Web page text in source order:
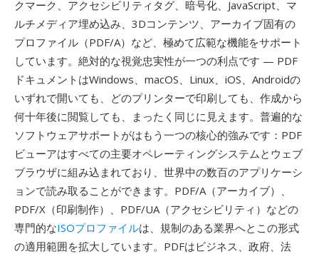
クマーク、アクセシビリティタグ、暗号化、JavaScript、マ
ルチメディア埋め込み、3Dコンテンツ、アーカイブ固有の
プロファイル（PDF/A）など、極めて広範な機能をサポート
しています。絶対的な視覚忠実性が一つの利点です — PDF
ドキュメントはWindows、macOS、Linux、iOS、Androidの
いずれで開いても、どのプリンターで印刷しても、作成から
何十年後に閲覧しても、まったく同じに見えます。普遍的な
ソフトウェアサポートがはもう一つの核心的強みです：PDF
ビューアはすべての主要オペレーティングシステムとウェブ
ブラウザに組み込まれており、世界中の数百のアプリケーシ
ョンで読み取ることができます。PDF/A（アーカイブ）、
PDF/X（印刷制作）、PDF/UA（アクセシビリティ）などの
専門的なISOプロファイルは、規制のある業界へとこの形式
の適用範囲を拡大しています。PDFはビジネス、政府、法